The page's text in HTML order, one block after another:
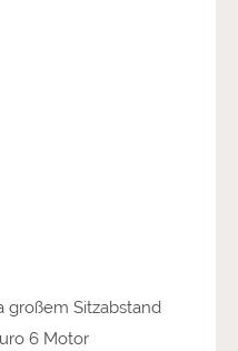
großem Sitzabstand
6 Motor